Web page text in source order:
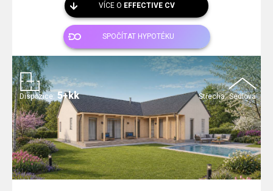
VÍCE O EFFECTIVE CV
SPOČÍTAT HYPOTÉKU
Střecha: Sedlová
Dispozice: 5+kk